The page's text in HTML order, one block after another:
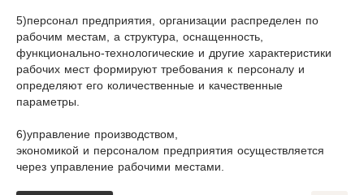
5)персонал предприятия, организации распределен по
рабочим местам, а структура, оснащенность,
функционально-технологические и другие характеристики
рабочих мест формируют требования к персоналу и
определяют его количественные и качественные
параметры.
6)управление производством,
экономикой и персоналом предприятия осуществляется
через управление рабочими местами.